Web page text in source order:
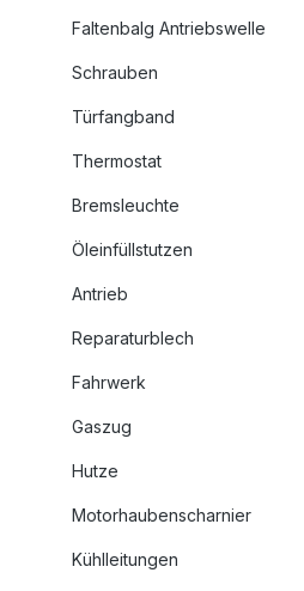
Faltenbalg Antriebswelle
Schrauben
Türfangband
Thermostat
Bremsleuchte
Öleinfüllstutzen
Antrieb
Reparaturblech
Fahrwerk
Gaszug
Hutze
Motorhaubenscharnier
Kühlleitungen